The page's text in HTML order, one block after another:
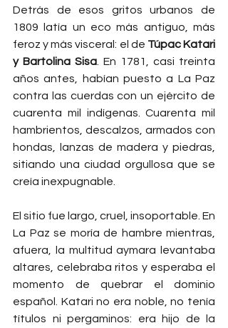
Detrás de esos gritos urbanos de
1809 latía un eco más antiguo, más
feroz y más visceral: el de Túpac Katari
y Bartolina Sisa . En 1781, casi treinta
años antes, habían puesto a La Paz
contra las cuerdas con un ejército de
cuarenta mil indígenas. Cuarenta mil
hambrientos, descalzos, armados con
hondas, lanzas de madera y piedras,
sitiando una ciudad orgullosa que se
creía inexpugnable.
El sitio fue largo, cruel, insoportable. En
La Paz se moría de hambre mientras,
afuera, la multitud aymara levantaba
altares, celebraba ritos y esperaba el
momento de quebrar el dominio
español. Katari no era noble, no tenía
títulos ni pergaminos: era hijo de la